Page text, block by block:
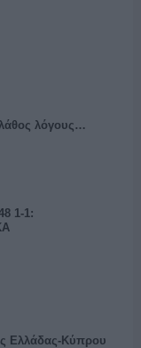
λόγους…
1-1:
Ελλάδας-Κύπρου